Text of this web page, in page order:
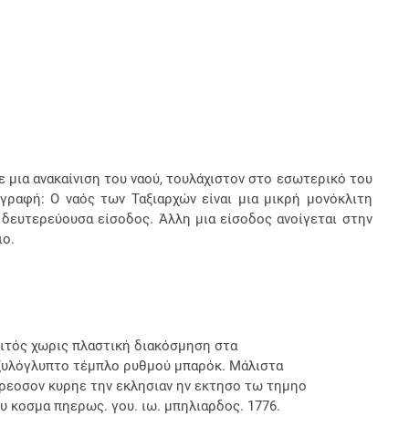
ανακαίνιση του ναού, τουλάχιστον στο εσωτερικό του
Ο ναός των Ταξιαρχών είναι μια μικρή μονόκλιτη
είσοδος. Άλλη μια είσοδος ανοίγεται στην
χωρις πλαστική διακόσμηση στα
τέμπλο ρυθμού μπαρόκ. Μάλιστα
κυρηε την εκλησιαν ην εκτησο τω τημηο
κοσμα πηερως. γου. ιω. μπηλιαρδος. 1776.